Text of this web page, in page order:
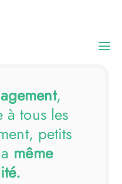
,
à tous les
petits
même